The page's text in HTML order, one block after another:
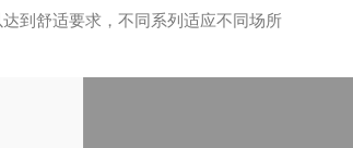
到舒适要求，不同系列适应不同场所